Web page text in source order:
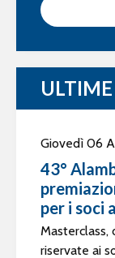
Giovedì 06
43°
per i soci
Masterclass,
riservate ai